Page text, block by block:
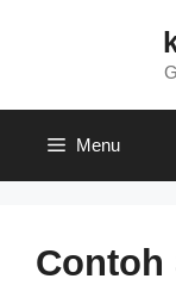
Menu
Contoh